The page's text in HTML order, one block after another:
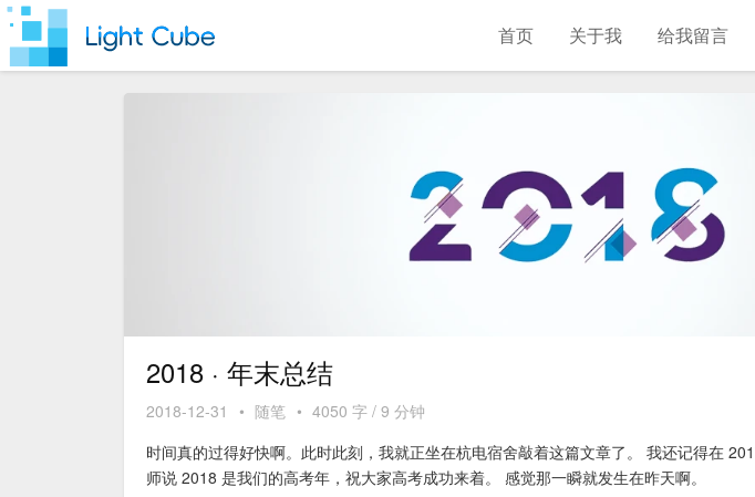
首页 关于我 给我留言
2018 · 年末总结
2018-12-31 • 随笔 • 4050 字 / 9 分钟
时间真的过得好快啊。此时此刻，我就正坐在杭电宿舍敲着这篇文章了。 我还记得在
师说 2018 是我们的高考年，祝大家高考成功来着。 感觉那一瞬就发生在昨天啊。